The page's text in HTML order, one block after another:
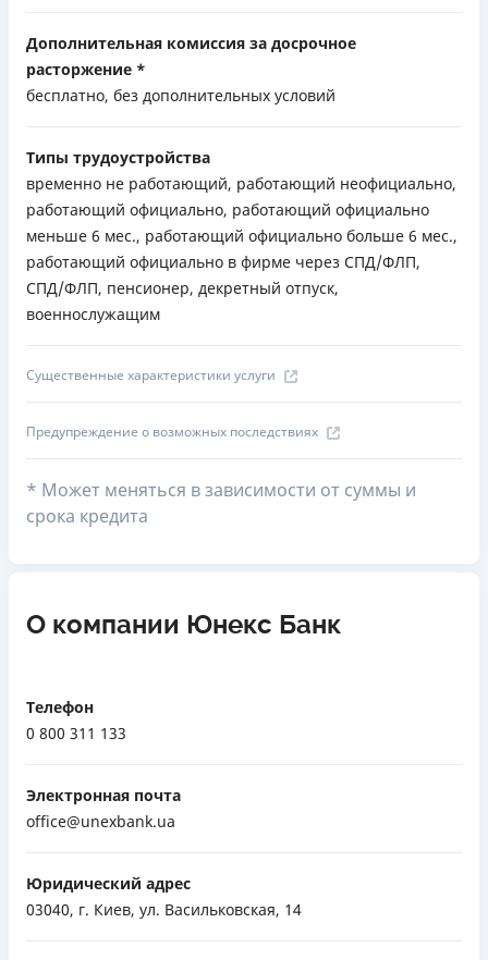
Дополнительная комиссия за досрочное
расторжение *
бесплатно, без дополнительных условий
Типы трудоустройства
временно не работающий, работающий неофициально,
работающий официально, работающий официально
меньше 6 мес., работающий официально больше 6 мес.,
работающий официально в фирме через СПД/ФЛП,
СПД/ФЛП, пенсионер, декретный отпуск,
военнослужащим
Существенные характеристики услуги
Предупреждение о возможных последствиях
* Может меняться в зависимости от суммы и
срока кредита
О компании Юнекс Банк
Телефон
0 800 311 133
Электронная почта
office@unexbank.ua
Юридический адрес
03040, г. Киев, ул. Васильковская, 14